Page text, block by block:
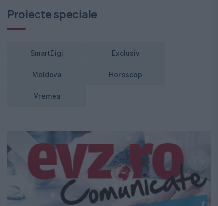
Proiecte speciale
SmartDigi Exclusiv
Moldova Horoscop
Vremea